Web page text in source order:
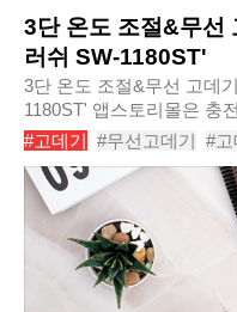
3단 온도 조절&무선
러쉬 SW-1180ST'
3단 온도 조절&무선 고데
1180ST' 앱스토리몰은 충
하는 ‘스마트와볼륨업 브
시한다고 밝혔다. ‘스마트
#고데기 #무선고데기 #고
#물결고데기 #볼륨고데기